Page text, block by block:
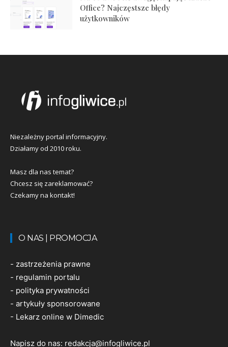
Office? Najczęstsze błędy
użytkowników
Niezależny portal informacyjny.
Działamy od 2010 roku.
Masz dla nas temat?
Chcesz się zareklamować?
Czekamy na kontakt!
O NAS | PROMOCJA
- zastrzeżenia prawne
- regulamin portalu
- polityka prywatności
- artykuły sponsorowane
- Lekarz online w Dimedic
Napisz do nas: redakcja@infogliwice.pl